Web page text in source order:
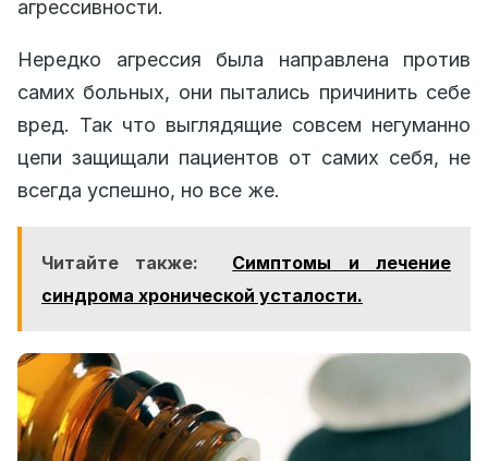
агрессивности.
Нередко агрессия была направлена против
самих больных, они пытались причинить себе
вред. Так что выглядящие совсем негуманно
цепи защищали пациентов от самих себя, не
всегда успешно, но все же.
Читайте также:
Симптомы и лечение
синдрома хронической усталости.